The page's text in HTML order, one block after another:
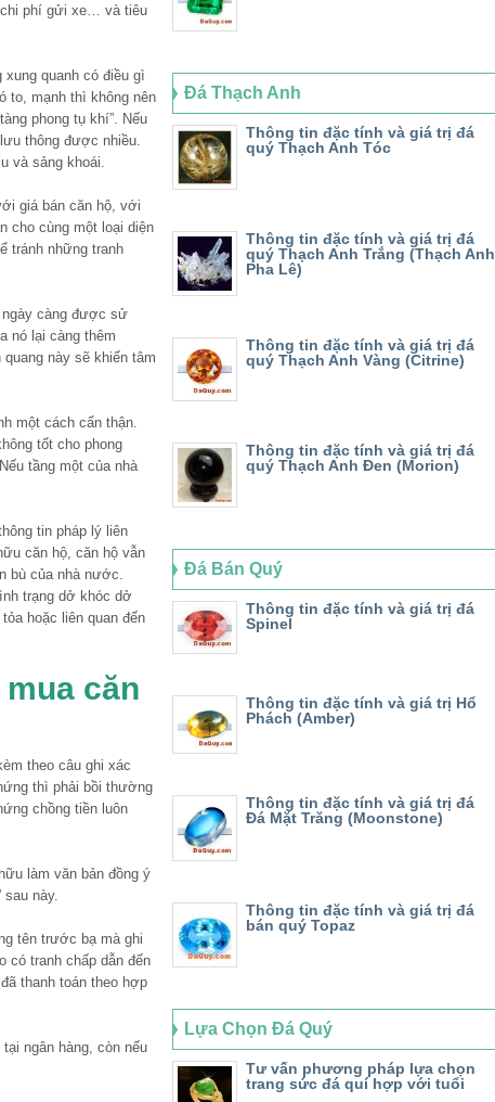
chi phí gửi xe… và tiêu
quanh có điều gì
to, mạnh thì không nên
phong tụ khí”. Nếu
thông được nhiều.
và sảng khoái.
giá bán căn hộ, với
cho cùng một loại diện
tránh những tranh
ngày càng được sử
nó lại càng thêm
này sẽ khiến tâm
một cách cẩn thận.
tốt cho phong
tầng một của nhà
tin pháp lý liên
căn hộ, căn hộ vẫn
bù của nhà nước.
trạng dở khóc dở
hoặc liên quan đến
mua căn
theo câu ghi xác
thì phải bồi thường
chồng tiền luôn
làm văn bản đồng ý
này.
tên trước bạ mà ghi
có tranh chấp dẫn đến
thanh toán theo hợp
ngân hàng, còn nếu
Đá Thạch Anh
Thông tin đặc tính và giá trị đá
quý Thạch Anh Tóc
Thông tin đặc tính và giá trị đá
quý Thạch Anh Trắng (Thạch Anh
Pha Lê)
Thông tin đặc tính và giá trị đá
quý Thạch Anh Vàng (Citrine)
Thông tin đặc tính và giá trị đá
quý Thạch Anh Đen (Morion)
Đá Bán Quý
Thông tin đặc tính và giá trị đá
Spinel
Thông tin đặc tính và giá trị Hổ
Phách (Amber)
Thông tin đặc tính và giá trị đá
Đá Mặt Trăng (Moonstone)
Thông tin đặc tính và giá trị đá
bán quý Topaz
Lựa Chọn Đá Quý
Tư vấn phương pháp lựa chọn
trang sức đá quí hợp với tuổi